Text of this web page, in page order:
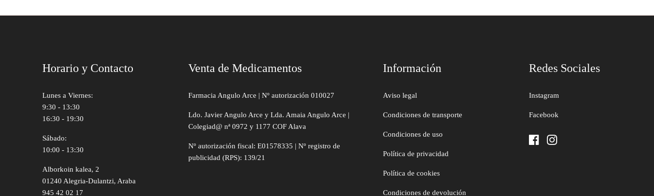
Horario y Contacto
Lunes a Viernes:
9:30 - 13:30
16:30 - 19:30
Sábado:
10:00 - 13:30
Alborkoin kalea, 2
01240 Alegria-Dulantzi, Araba
945 42 02 17
Venta de Medicamentos
Farmacia Angulo Arce | Nº autorización 010027
Ldo. Javier Angulo Arce y Lda. Amaia Angulo Arce |
Colegiad@ nª 0972 y 1177 COF Alava
Nº autorización fiscal: E01578335 | Nº registro de
publicidad (RPS): 139/21
Información
Aviso legal
Condiciones de transporte
Condiciones de uso
Política de privacidad
Política de cookies
Condiciones de devolución
Redes Sociales
Instagram
Facebook